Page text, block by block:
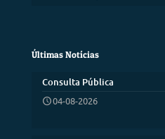
Últimas Notícias
Consulta Pública
04-08-2026